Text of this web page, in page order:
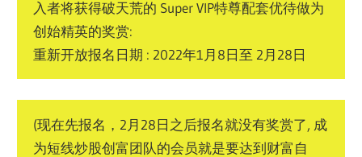
入者将获得破天荒的 Super VIP特尊配套优待做为
创始精英的奖赏:
重新开放报名日期 : 2022年1月8日至 2月28日
(现在先报名，2月28日之后报名就没有奖赏了, 成
为短线炒股创富团队的会员就是要达到财富自